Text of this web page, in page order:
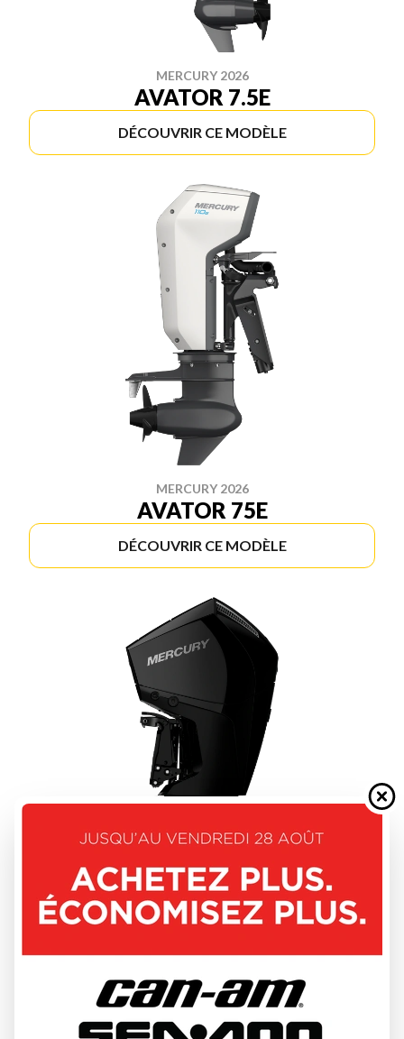
MERCURY 2026
AVATOR 7.5E
DÉCOUVRIR CE MODÈLE
MERCURY 2026
AVATOR 75E
DÉCOUVRIR CE MODÈLE
MERCURY 2026
FOURSTROKE 175 - 225HP
DÉCOUVRIR CE MODÈLE